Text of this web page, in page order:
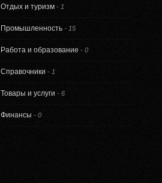
Отдых и туризм - 1
Промышленность - 15
Работа и образование - 0
Справочники - 1
Товары и услуги - 6
Финансы - 0